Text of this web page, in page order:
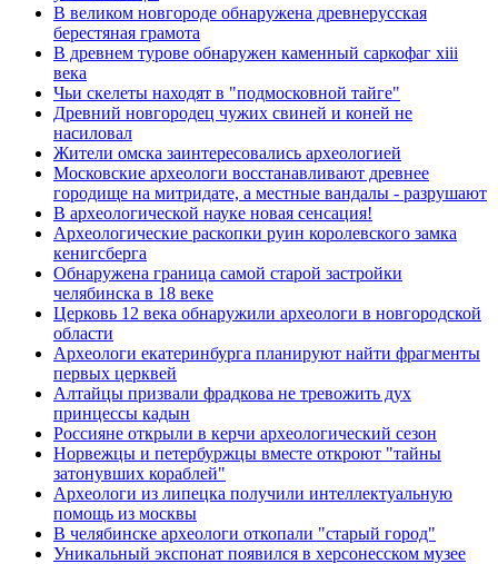
В великом новгороде обнаружена древнерусская
берестяная грамота
В древнем турове обнаружен каменный саркофаг xiii
века
Чьи скелеты находят в "подмосковной тайге"
Древний новгородец чужих свиней и коней не
насиловал
Жители омска заинтересовались археологией
Московские археологи восстанавливают древнее
городище на митридате, а местные вандалы - разрушают
В археологической науке новая сенсация!
Археологические раскопки руин королевского замка
кенигсберга
Обнаружена граница самой старой застройки
челябинска в 18 веке
Церковь 12 века обнаружили археологи в новгородской
области
Археологи екатеринбурга планируют найти фрагменты
первых церквей
Алтайцы призвали фрадкова не тревожить дух
принцессы кадын
Россияне открыли в керчи археологический сезон
Норвежцы и петербуржцы вместе откроют "тайны
затонувших кораблей"
Археологи из липецка получили интеллектуальную
помощь из москвы
В челябинске археологи откопали "старый город"
Уникальный экспонат появился в херсонесском музее